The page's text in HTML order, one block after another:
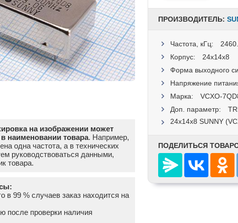
на изображении может
наименовании товара. Например,
одна частота, а в технических
руководствоваться данными,
товара.
в 99 % случаев заказ находится на
после проверки наличия
ПРОИЗВОДИТЕЛЬ:
Частота, кГц:
Корпус:
24x14x8
Форма выходного
Напряжение
Марка:
VCXO-
Доп. параметр:
24x14x8 SUNNY
ПОДЕЛИТЬСЯ